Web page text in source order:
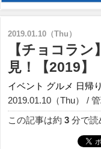
2019.01.10（Thu）
【チョコラ
見！【2019】
イベント グルメ 日帰
2019.01.10（Thu） /
この記事は約 3 分で読